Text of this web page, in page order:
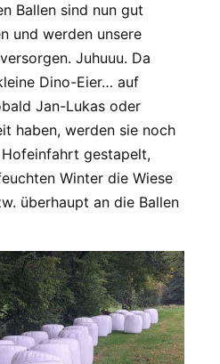
Ballen sind nun gut
und werden unsere
Juhuuu. Da
Dino-Eier… auf
Jan-Lukas oder
haben, werden sie noch
gestapelt,
Winter die Wiese
überhaupt an die Ballen